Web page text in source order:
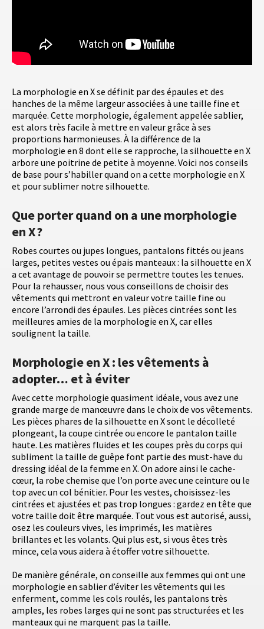
La morphologie en X se définit par des épaules et des
hanches de la même largeur associées à une taille fine et
marquée. Cette morphologie, également appelée sablier,
est alors très facile à mettre en valeur grâce à ses
proportions harmonieuses. À la différence de la
morphologie en 8 dont elle se rapproche, la silhouette en X
arbore une poitrine de petite à moyenne. Voici nos conseils
de base pour s’habiller quand on a cette morphologie en X
et pour sublimer notre silhouette.
Que porter quand on a une morphologie
en X ?
Robes courtes ou jupes longues, pantalons fittés ou jeans
larges, petites vestes ou épais manteaux : la silhouette en X
a cet avantage de pouvoir se permettre toutes les tenues.
Pour la rehausser, nous vous conseillons de choisir des
vêtements qui mettront en valeur votre taille fine ou
encore l’arrondi des épaules. Les pièces cintrées sont les
meilleures amies de la morphologie en X, car elles
soulignent la taille.
Morphologie en X : les vêtements à
adopter… et à éviter
Avec cette morphologie quasiment idéale, vous avez une
grande marge de manœuvre dans le choix de vos vêtements.
Les pièces phares de la silhouette en X sont le décolleté
plongeant, la coupe cintrée ou encore le pantalon taille
haute. Les matières fluides et les coupes près du corps qui
subliment la taille de guêpe font partie des must-have du
dressing idéal de la femme en X. On adore ainsi le cache-
cœur, la robe chemise que l’on porte avec une ceinture ou le
top avec un col bénitier. Pour les vestes, choisissez-les
cintrées et ajustées et pas trop longues : gardez en tête que
votre taille doit être marquée. Tout vous est autorisé, aussi,
osez les couleurs vives, les imprimés, les matières
brillantes et les volants. Qui plus est, si vous êtes très
mince, cela vous aidera à étoffer votre silhouette.
De manière générale, on conseille aux femmes qui ont une
morphologie en sablier d’éviter les vêtements qui les
enferment, comme les cols roulés, les pantalons très
amples, les robes larges qui ne sont pas structurées et les
manteaux qui ne marquent pas la taille.